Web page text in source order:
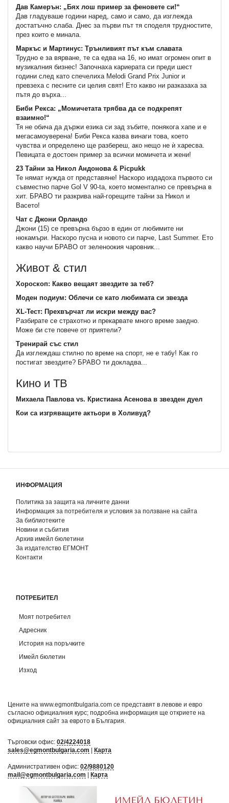
Дав Камерън: „Бях лош пример за феновете си!“
Дав гладуваше години наред, само и само, да изглежда
достатъчно слаба. Днес за първи път тя споделя трудностите,
през които е минала.
Маркъс и Мартинус: Трънливият път към славата
Трудно е за вярване, те са едва на 16, но имат огромен опит в
музикалния бизнес! Започнаха кариерата си преди шест
години след като спечелиха Melodi Grand Prix Junior и
превзеха с песните си целия свят! Ето какво ни разказаха за
пътя до върха...
Биби Рекса: „Момичетата трябва да се подкрепят
взаимно!“
Тя не обича да държи езика си зад зъбите, понякога хапе и е
мегасамоуверена! Биби Рекса казва винаги това, което
чувства и определено ще разбереш, ако нещо не ѝ харесва.
Певицата е достоен пример за всички момичета и жени!
23 Тайни за Никол Андонова & Picpukk
Те нямат нужда от представяне! Наскоро издадоха първото си
съвместно парче Gol V 90-ta, което моментално се превърна в
хит. БРАВО ти разкрива най-горещите тайни за Никол и
Васето!
Чат с Джони Орландо
Джони (15) се превърна бързо в един от любимите ни
нюкамъри. Наскоро пусна и новото си парче, Last Summer. Ето
какво научи БРАВО от зеленоокия чаровник...
Живот & стил
Хороскоп: Какво вещаят звездите за теб?
Моден подиум: Облечи се като любимата си звезда
XL-Тест: Прехвърчат ли искри между вас?
Разбирате се страхотно и прекарвате много време заедно.
Може би сте повече от приятели?
Тренирай със стил
Да изглеждаш стилно по време на спорт, не е табу! Как го
постигат звездите? БРАВО ти докладва...
Кино и ТВ
Михаела Павлова vs. Кристиана Асенова в звезден дуел
Кои са изгряващите актьори в Холивуд?
ИНФОРМАЦИЯ
Политика за защита на личните данни
Информация за потребителя и условия за ползване на сайта
За библиотеките
Новини и събития
Архив имейл бюлетини
За издателство ЕГМОНТ
Контакти
ПОТРЕБИТЕЛ
Моят потребител
Адресник
История на поръчките
Имейл бюлетин
Изход
Цените на www.egmontbulgaria.com се представят в левове и евро
съгласно официалния курс; подробна информация ще откриете на
официалния сайт за еврото в България
Търговски офис: 02/4224018
sales@egmontbulgaria.com
Карта
Административен офис: 02/9880120
mail@egmontbulgaria.com
Карта